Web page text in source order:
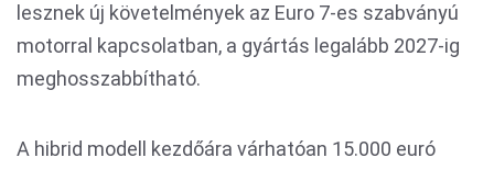
lesznek új követelmények az Euro 7-es szabványú
motorral kapcsolatban, a gyártás legalább 2027-ig
meghosszabbítható.
A hibrid modell kezdőára várhatóan 15.000 euró